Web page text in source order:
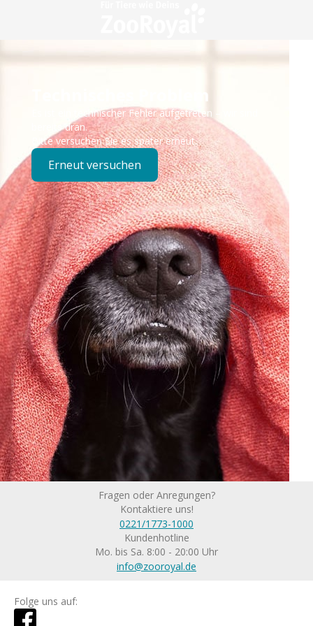
Technisches Problem
Es ist ein technischer Fehler aufgetreten – wir sind
bereits dran.
Bitte versuchen Sie es später erneut.
Erneut versuchen
Fragen oder Anregungen?
Kontaktiere uns!
0221/1773-1000
Kundenhotline
Mo. bis Sa. 8:00 - 20:00 Uhr
info@zooroyal.de
Folge uns auf: